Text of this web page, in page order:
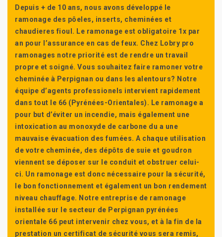
Depuis + de 10 ans, nous avons développé le
ramonage des pôeles, inserts, cheminées et
chaudieres fioul. Le ramonage est obligatoire 1x par
an pour l’assurance en cas de feux. Chez Lobry pro
ramonages notre priorité est de rendre un travail
propre et soigné. Vous souhaitez faire ramoner votre
cheminée à Perpignan ou dans les alentours? Notre
équipe d’agents professionels intervient rapidement
dans tout le 66 (Pyrénées-Orientales). Le ramonage a
pour but d’éviter un incendie, mais également une
intoxication au monoxyde de carbone du a une
mauvaise évacuation des fumées. A chaque utilisation
de votre cheminée, des dépôts de suie et goudron
viennent se déposer sur le conduit et obstruer celui-
ci. Un ramonage est donc nécessaire pour la sécurité,
le bon fonctionnement et également un bon rendement
niveau chauffage. Notre entreprise de ramonage
installée sur le secteur de Perpignan pyrénées
orientale 66 peut intervenir chez vous, et à la fin de la
prestation un certificat de sécurité vous sera remis,